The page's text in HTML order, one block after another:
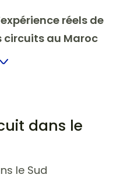
réels de
circuits au Maroc
dans le
le Sud